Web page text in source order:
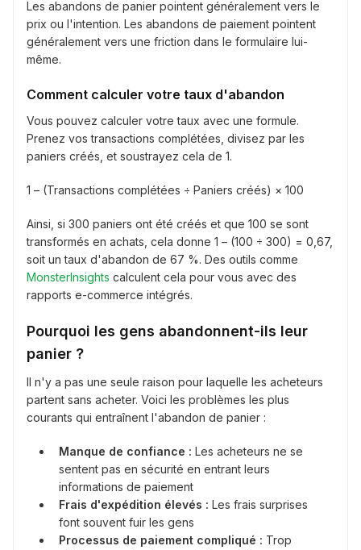
Les abandons de panier pointent généralement vers le
prix ou l'intention. Les abandons de paiement pointent
généralement vers une friction dans le formulaire lui-
même.
Comment calculer votre taux d'abandon
Vous pouvez calculer votre taux avec une formule.
Prenez vos transactions complétées, divisez par les
paniers créés, et soustrayez cela de 1.
1 – (Transactions complétées ÷ Paniers créés) × 100
Ainsi, si 300 paniers ont été créés et que 100 se sont
transformés en achats, cela donne 1 – (100 ÷ 300) = 0,67,
soit un taux d'abandon de 67 %. Des outils comme
MonsterInsights calculent cela pour vous avec des
rapports e-commerce intégrés.
Pourquoi les gens abandonnent-ils leur
panier ?
Il n'y a pas une seule raison pour laquelle les acheteurs
partent sans acheter. Voici les problèmes les plus
courants qui entraînent l'abandon de panier :
Manque de confiance : Les acheteurs ne se
sentent pas en sécurité en entrant leurs
informations de paiement
Frais d'expédition élevés : Les frais surprises
font souvent fuir les gens
Processus de paiement compliqué : Trop